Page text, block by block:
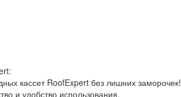
кассет RoofExpert без лишних заморочек!
и удобство использования.